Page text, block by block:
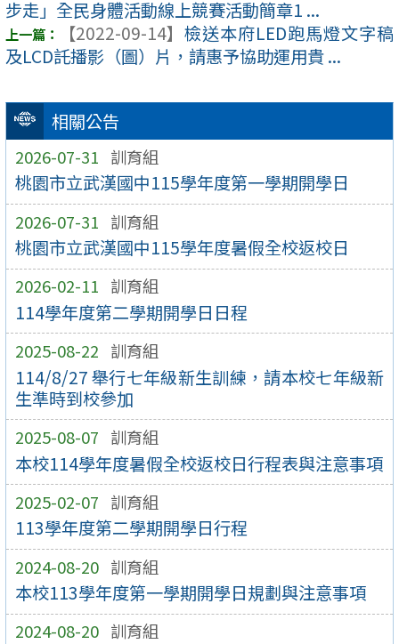
相關公告
2026-07-31 訓育組
桃園市立武漢國中115學年度第一學期開學日
2026-07-31 訓育組
桃園市立武漢國中115學年度暑假全校返校日
2026-02-11 訓育組
114學年度第二學期開學日日程
2025-08-22 訓育組
114/8/27 舉行七年級新生訓練，請本校七年級新
生準時到校參加
2025-08-07 訓育組
本校114學年度暑假全校返校日行程表與注意事項
2025-02-07 訓育組
113學年度第二學期開學日行程
2024-08-20 訓育組
本校113學年度第一學期開學日規劃與注意事項
2024-08-20 訓育組
步走」全民身體活動線上競賽活動簡章1 ...
【2022-09-14】 檢送本府LED跑馬燈文字稿
及LCD託播影（圖）片，請惠予協助運用貴 ...